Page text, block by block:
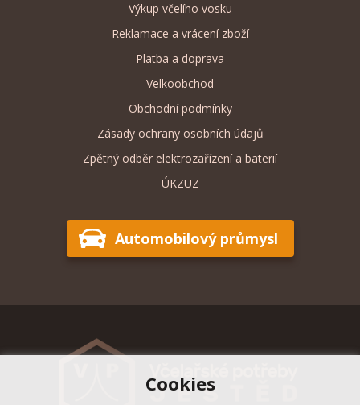
Výkup včelího vosku
Reklamace a vrácení zboží
Platba a doprava
Velkoobchod
Obchodní podmínky
Zásady ochrany osobních údajů
Zpětný odběr elektrozařízení a baterií
ÚKZUZ
Automobilový průmysl
Cookies